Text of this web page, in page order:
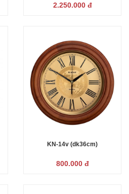
2.250.000 đ
KN-14v (dk36cm)
800.000 đ